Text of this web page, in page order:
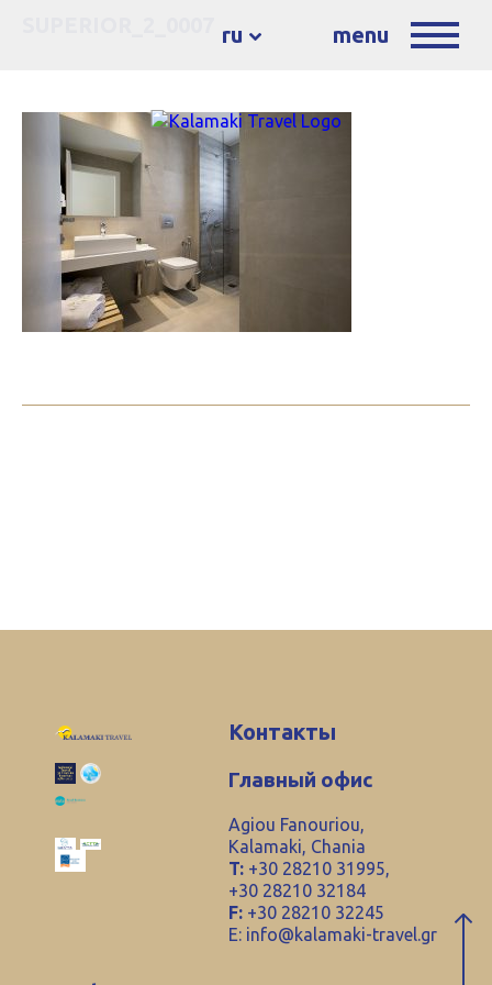
ru menu
Контакты
Главный офис
Agiou Fanouriou,
Kalamaki, Chania
T: +30 28210 31995,
+30 28210 32184
F: +30 28210 32245
E: info@kalamaki-travel.gr